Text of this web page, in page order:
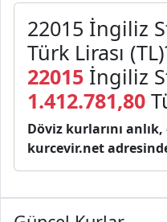
22015 İngiliz
Türk Lirası
22015 İngiliz
1.412.781,80
Döviz kurlarını
kurcevir.net